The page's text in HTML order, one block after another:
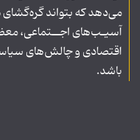
می‌دهد که بتواند
آسیـب‌های اجــتماعی،
اقتصادی و چالش‌های
باشد.